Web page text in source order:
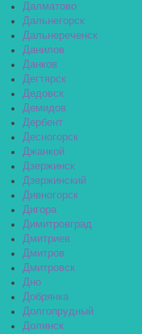
Далматово
Дальнегорск
Дальнереченск
Данилов
Данков
Дегтярск
Дедовск
Демидов
Дербент
Десногорск
Джанкой
Дзержинск
Дзержинский
Дивногорск
Дигора
Димитровград
Дмитриев
Дмитров
Дмитровск
Дно
Добрянка
Долгопрудный
Долинск